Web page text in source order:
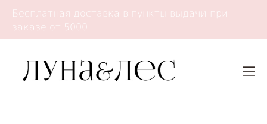
Бесплатная доставка в пункты выдачи при
заказе от 5000